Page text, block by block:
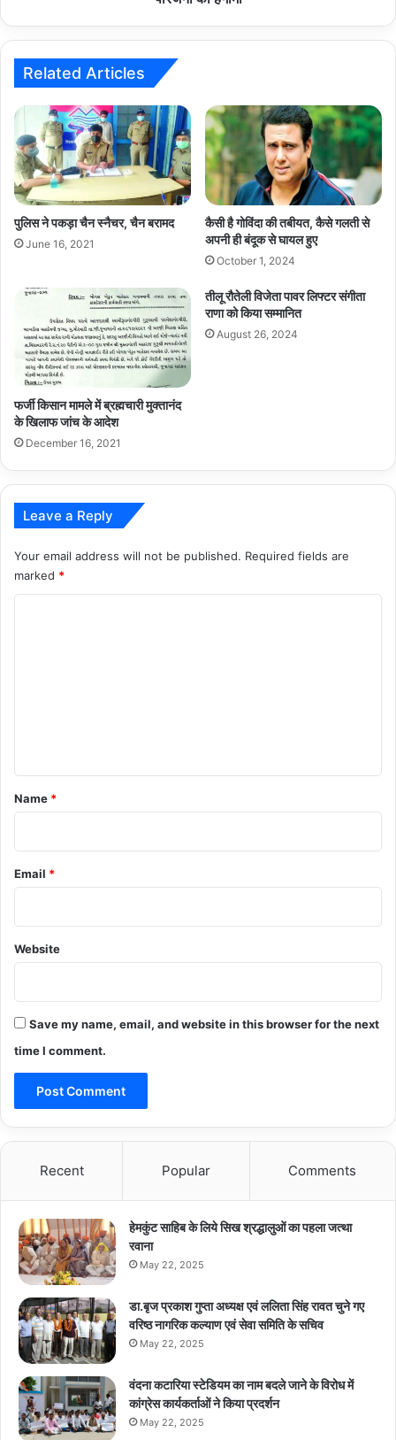
परिजनों
का
हंगामा
Related Articles
पुलिस ने पकड़ा चैन स्नैचर, चैन बरामद
June 16, 2021
कैसी है गोविंदा की तबीयत, कैसे गलती से
अपनी ही बंदूक से घायल हुए
October 1, 2024
फर्जी किसान मामले में ब्रह्मचारी मुक्तानंद
के खिलाफ जांच के आदेश
December 16, 2021
तीलू रौतेली विजेता पावर लिफ्टर संगीता
राणा को किया सम्मानित
August 26, 2024
Leave a Reply
Your email address will not be published. Required fields are
marked *
*
Name *
Email *
Website
Save my name, email, and website in this browser for the next
time I comment.
Recent Popular Comments
हेमकुंट साहिब के लिये सिख श्रद्धालुओं का पहला जत्था
रवाना
May 22, 2025
डा.बृज प्रकाश गुप्ता अध्यक्ष एवं ललिता सिंह रावत चुने गए
वरिष्ठ नागरिक कल्याण एवं सेवा समिति के सचिव
May 22, 2025
वंदना कटारिया स्टेडियम का नाम बदले जाने के विरोध में
कांग्रेस कार्यकर्ताओं ने किया प्रदर्शन
May 22, 2025